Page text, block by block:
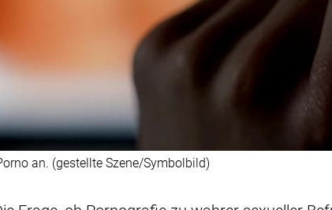
an. (gestellte Szene/Symbolbild)